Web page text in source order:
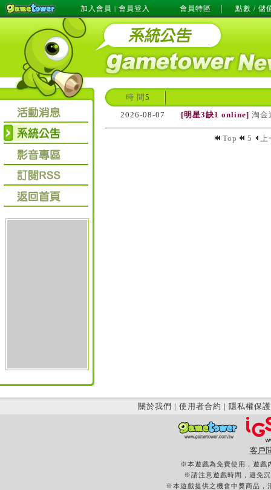
加入會員 | 會員登入 會員特區 點數 / 儲
時 間 5
2026-08-07
[明星3缺1 online] 淘金
Top 5 上
關於我們 | 使用者合約 | 隱私權保護
客戶
※本遊戲為免費使用，遊戲
※請注意遊戲時間，避免
※本遊戲提供之機會中獎商品，